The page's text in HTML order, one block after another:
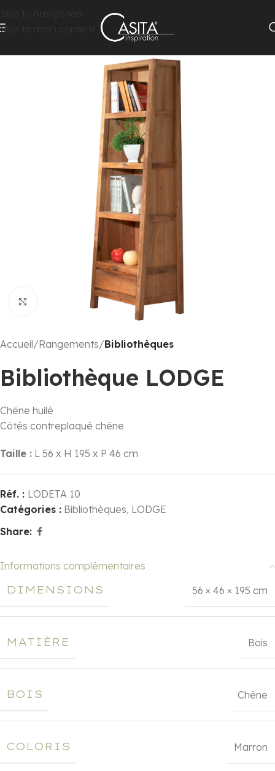
Skip to main content
Click to enlarge
Accueil Rangements Bibliothèques
Bibliothèque LODGE
Chêne huilé
Côtés contreplaqué chêne
Taille : L 56 x H 195 x P 46 cm
Réf. : LODETA 10
Catégories : Bibliothèques, LODGE
Share:
Informations complémentaires
DIMENSIONS
56 × 46 × 195 cm
MATIÈRE Bois
BOIS Chêne
COLORIS Marron